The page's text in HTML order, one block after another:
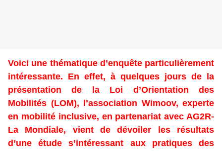
Voici une thématique d’enquête particulièrement
intéressante. En effet, à quelques jours de la
présentation de la Loi d’Orientation des
Mobilités (LOM), l’association Wimoov, experte
en mobilité inclusive, en partenariat avec AG2R-
La Mondiale, vient de dévoiler les résultats
d’une étude s’intéressant aux pratiques des